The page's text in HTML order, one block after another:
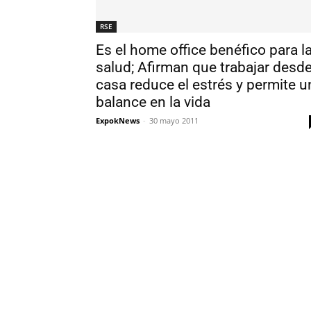
RSE
Es el home office benéfico para
salud; Afirman que trabajar
casa reduce el estrés y permite
balance en la vida
ExpokNews - 30 mayo 2011